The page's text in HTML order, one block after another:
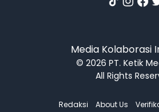
Media Kolaborasi
© 2026 PT. Ketik
All Rights
Redaksi About Us